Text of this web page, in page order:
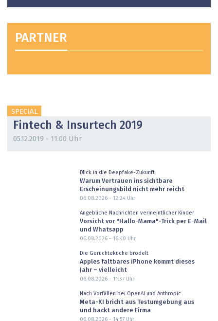
PARTNER
SPECIAL
Fintech & Insurtech 2019
05.12.2019 - 11:00 Uhr
Blick in die Deepfake-Zukunft
Warum Vertrauen ins sichtbare
Erscheinungsbild nicht mehr reicht
06.08.2026 - 12:24Uhr
Angebliche Nachrichten vermeintlicher Kinder
Vorsicht vor "Hallo-Mama"-Trick per E-Mail
und Whatsapp
06.08.2026 - 16:40 Uhr
Die Gerüchteküche brodelt
Apples faltbares iPhone kommt dieses
Jahr – vielleicht
06.08.2026 - 11:37Uhr
Nach Vorfällen bei OpenAI und Anthropic
Meta-KI bricht aus Testumgebung aus
und hackt andere Firma
06.08.2026 - 14:57Uhr